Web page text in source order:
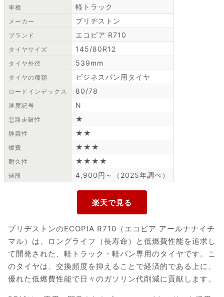
車種 軽トラック
メーカー ブリヂストン
ブランド エコピア R710
タイヤサイズ 145/80R12
タイヤ外径 539mm
タイヤの種類 ビジネスバン用タイヤ
ロードインデックス 80/78
速度記号 N
悪路走破性 ★
静粛性 ★★
燃費 ★★★
耐久性 ★★★★
値段 4,900円～（2025年調べ）
ブリヂストンのECOPIA R710（エコピア アールナナイチ
マル）は、ロングライフ（長寿命）と低燃費性能を追求し
て開発された、軽トラック・軽バン専用のタイヤです。こ
のタイヤは、交換頻度を抑えることで経済的である上に、
優れた低燃費性能で日々のガソリン代削減に貢献します。